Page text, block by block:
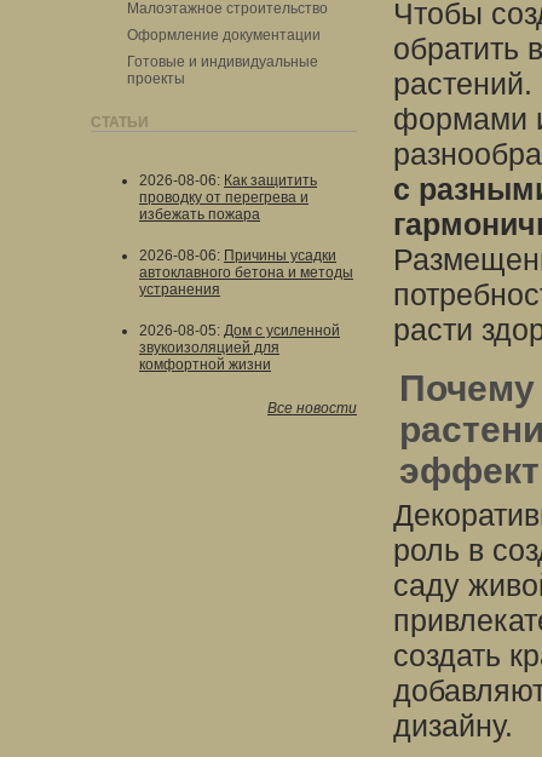
Малоэтажное строительство
Оформление документации
Готовые и индивидуальные
проекты
СТАТЬИ
2026-08-06: Как защитить
проводку от перегрева и
избежать пожара
2026-08-06: Причины усадки
автоклавного бетона и методы
устранения
2026-08-05: Дом с усиленной
звукоизоляцией для
комфортной жизни
Все новости
Чтобы
обратить
формами
с
расти
роль в
саду
создать
дизайну.